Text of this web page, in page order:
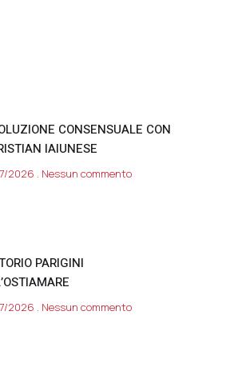
CONSENSUALE CON
IAIUNESE
2026 Nessun commento
PARIGINI
2026 Nessun commento